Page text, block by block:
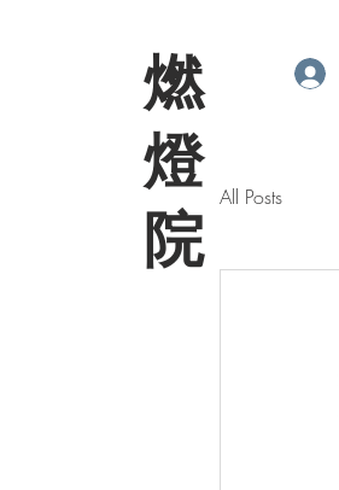
​燃
燈
院
All Posts